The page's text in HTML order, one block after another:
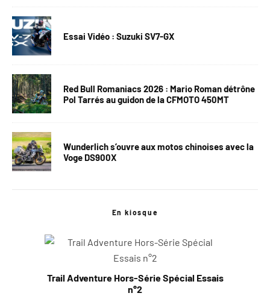
Essai Vidéo : Suzuki SV7-GX
Red Bull Romaniacs 2026 : Mario Roman détrône
Pol Tarrés au guidon de la CFMOTO 450MT
Wunderlich s’ouvre aux motos chinoises avec la
Voge DS900X
En kiosque
Trail Adventure Hors-Série Spécial Essais
n°2